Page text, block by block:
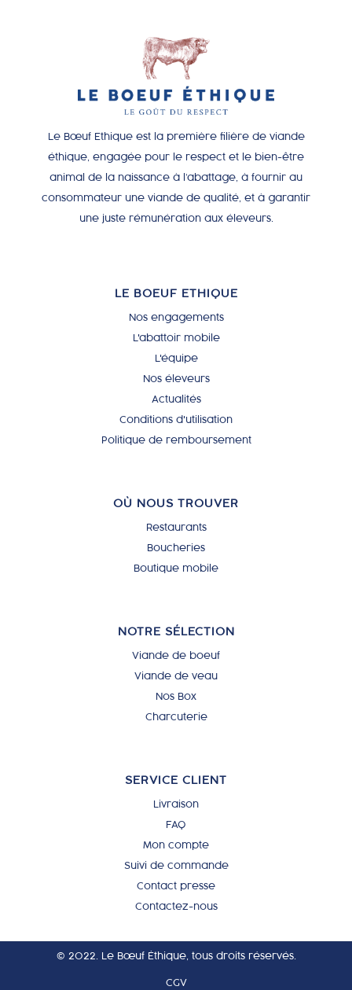
Le Bœuf Ethique est la première filière de viande
éthique, engagée pour le respect et le bien-être
animal de la naissance à l’abattage, à fournir au
consommateur une viande de qualité, et à garantir
une juste rémunération aux éleveurs.
LE BOEUF ETHIQUE
Nos engagements
L'abattoir mobile
L'équipe
Nos éleveurs
Actualités
Conditions d'utilisation
Politique de remboursement
OÙ NOUS TROUVER
Restaurants
Boucheries
Boutique mobile
NOTRE SÉLECTION
Viande de boeuf
Viande de veau
Nos Box
Charcuterie
SERVICE CLIENT
Livraison
FAQ
Mon compte
Suivi de commande
Contact presse
Contactez-nous
© 2022. Le Bœuf Éthique, tous droits réservés.
CGV